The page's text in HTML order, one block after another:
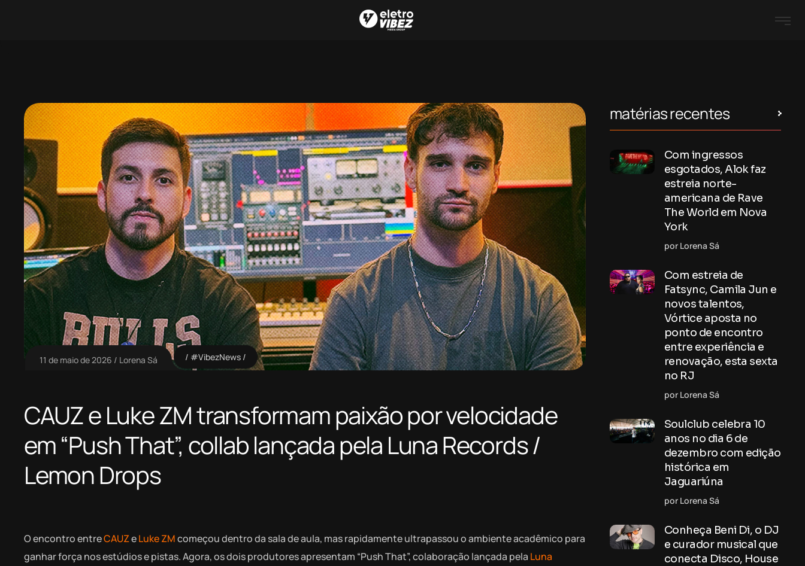
11 de maio de 2026 Lorena Sá #VibezNews
CAUZ e Luke ZM transformam paixão por velocidade
em “Push That”, collab lançada pela Luna Records /
Lemon Drops
O encontro entreCAUZeLuke ZMcomeçou dentro da sala de aula, mas rapidamente ultrapassou o ambiente acadêmico para
ganhar força nos estúdios e pistas. Agora, os dois produtores apresentam “Push That”, colaboração lançada pela Luna
matérias recentes
Com ingressos
esgotados, Alok faz
estreia norte-
americana de Rave
The World em Nova
York
por Lorena Sá
Com estreia de
Fatsync, Camila Jun e
novos talentos,
Vórtice aposta no
ponto de encontro
entre experiência e
renovação, esta sexta
no RJ
por Lorena Sá
Soulclub celebra 10
anos no dia 6 de
dezembro com edição
histórica em
Jaguariúna
por Lorena Sá
Conheça Beni Di, o DJ
e curador musical que
conecta Disco, House